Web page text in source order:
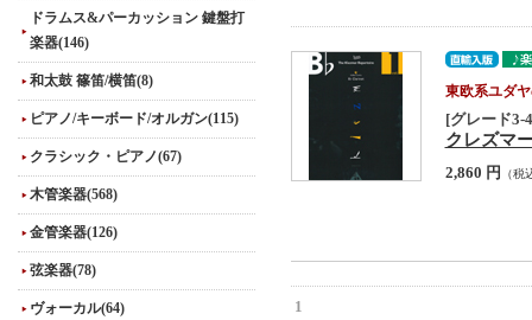
ドラムス&パーカッション 鍵盤打
楽器(146)
和太鼓 篠笛/横笛(8)
ピアノ/キーボード/オルガン(115)
クラシック・ピアノ(67)
木管楽器(568)
金管楽器(126)
弦楽器(78)
ヴォーカル(64)
東欧系ユダ
[グレード3-
クレズマ
2,860 円 （税
1